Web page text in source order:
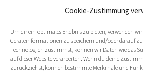
Cookie-Zustimmung
Um dir ein optimales Erlebnis zu bieten, verwenden
Geräteinformationen zu speichern und/oder darauf
Technologien zustimmst, können wir Daten wie das
auf dieser Website verarbeiten. Wenn du deine
zurückziehst, können bestimmte Merkmale und